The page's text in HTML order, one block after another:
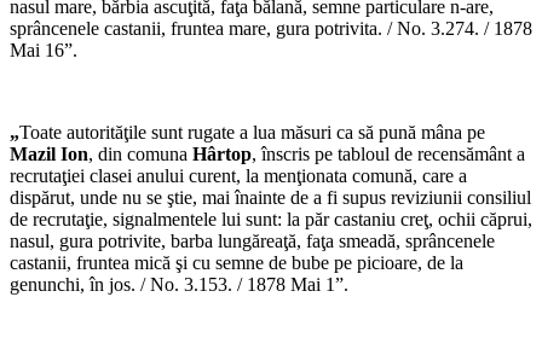
nasul mare, bărbia ascuţită, faţa bălană, semne particulare n-are,
sprâncenele castanii, fruntea mare, gura potrivita. / No. 3.274. / 1878
Mai 16”.
„Toate autorităţile sunt rugate a lua măsuri ca să pună mâna pe
Mazil Ion, din comuna Hârtop, înscris pe tabloul de recensământ a
recrutaţiei clasei anului curent, la menţionata comună, care a
dispărut, unde nu se ştie, mai înainte de a fi supus reviziunii consiliul
de recrutaţie, signalmentele lui sunt: la păr castaniu creţ, ochii căprui,
nasul, gura potrivite, barba lungăreaţă, faţa smeadă, sprâncenele
castanii, fruntea mică şi cu semne de bube pe picioare, de la
genunchi, în jos. / No. 3.153. / 1878 Mai 1”.